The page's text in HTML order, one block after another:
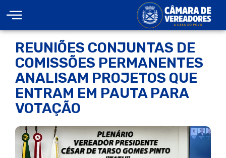
REUNIÕES CONJUNTAS DE
COMISSÕES PERMANENTES
ANALISAM PROJETOS QUE
ENTRAM EM PAUTA PARA
VOTAÇÃO